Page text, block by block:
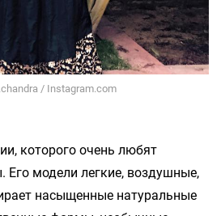
/ Instagram.com
которого очень любят
Его модели легкие, воздушные,
насыщенные натуральные